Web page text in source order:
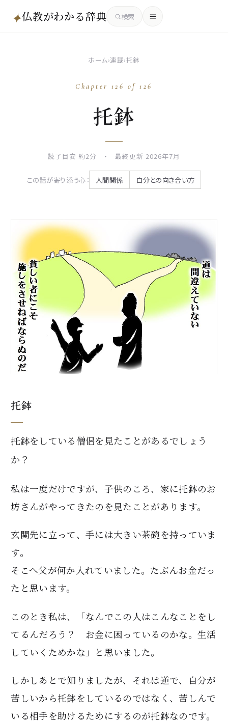
✦仏教がわかる辞典 検索
ホーム›連載›托鉢
Chapter 126 of 126
托鉢
読了目安 約2分 ・ 最終更新 2026年7月
この話が寄り添う心： 人間関係 自分との向き合い方
托鉢
托鉢をしている僧侶を見たことがあるでしょう
か？
私は一度だけですが、子供のころ、家に托鉢のお
坊さんがやってきたのを見たことがあります。
玄関先に立って、手には大きい茶碗を持っていま
す。
そこへ父が何か入れていました。たぶんお金だっ
たと思います。
このとき私は、「なんでこの人はこんなことをし
てるんだろう？ お金に困っているのかな。生活
していくためかな」と思いました。
しかしあとで知りましたが、それは逆で、自分が
苦しいから托鉢をしているのではなく、苦しんで
いる相手を助けるためにするのが托鉢なのです。